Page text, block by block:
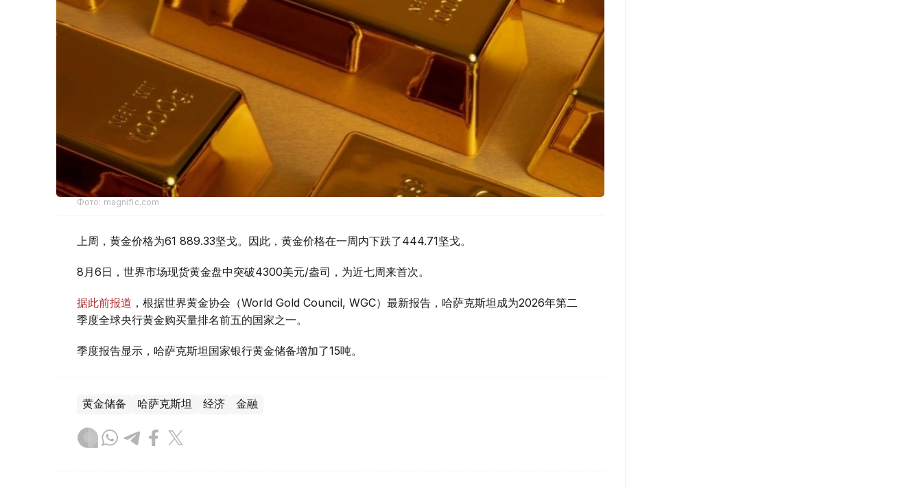
Фото: magnific.com
上周，黄金价格为61 889.33坚戈。因此，黄金价格在一周内下跌了444.71坚戈。
8月6日，世界市场现货黄金盘中突破4300美元/盎司，为近七周来首次。
据此前报道 ，根据世界黄金协会（World Gold Council, WGC）最新报告，哈萨克斯坦成为2026年第二
季度全球央行黄金购买量排名前五的国家之一。
季度报告显示，哈萨克斯坦国家银行黄金储备增加了15吨。
黄金储备 哈萨克斯坦 经济 金融